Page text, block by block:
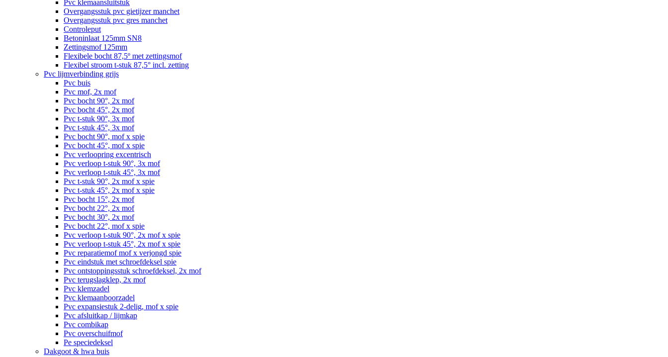
Pvc klemaansluitstuk
Overgangsstuk pvc gietijzer manchet
Overgangsstuk pvc gres manchet
Controleput
Betoninlaat 125mm SN8
Zettingsmof 125mm
Flexibele bocht 87,5º met zettingsmof
Flexibel stroom t-stuk 87,5° incl. zetting
Pvc lijmverbinding grijs
Pvc buis
Pvc mof, 2x mof
Pvc bocht 90°, 2x mof
Pvc bocht 45°, 2x mof
Pvc t-stuk 90°, 3x mof
Pvc t-stuk 45°, 3x mof
Pvc bocht 90°, mof x spie
Pvc bocht 45°, mof x spie
Pvc verloopring excentrisch
Pvc verloop t-stuk 90°, 3x mof
Pvc verloop t-stuk 45°, 3x mof
Pvc t-stuk 90°, 2x mof x spie
Pvc t-stuk 45°, 2x mof x spie
Pvc bocht 15°, 2x mof
Pvc bocht 22°, 2x mof
Pvc bocht 30°, 2x mof
Pvc bocht 22°, mof x spie
Pvc verloop t-stuk 90°, 2x mof x spie
Pvc verloop t-stuk 45°, 2x mof x spie
Pvc reparatiemof mof x verjongd spie
Pvc eindstuk met schroefdeksel spie
Pvc ontstoppingsstuk schroefdeksel, 2x mof
Pvc terugslagklep, 2x mof
Pvc klemzadel
Pvc klemaanboorzadel
Pvc expansiestuk 2-delig, mof x spie
Pvc afsluitkap / lijmkap
Pvc combikap
Pvc overschuifmof
Pe speciedeksel
Dakgoot & hwa buis